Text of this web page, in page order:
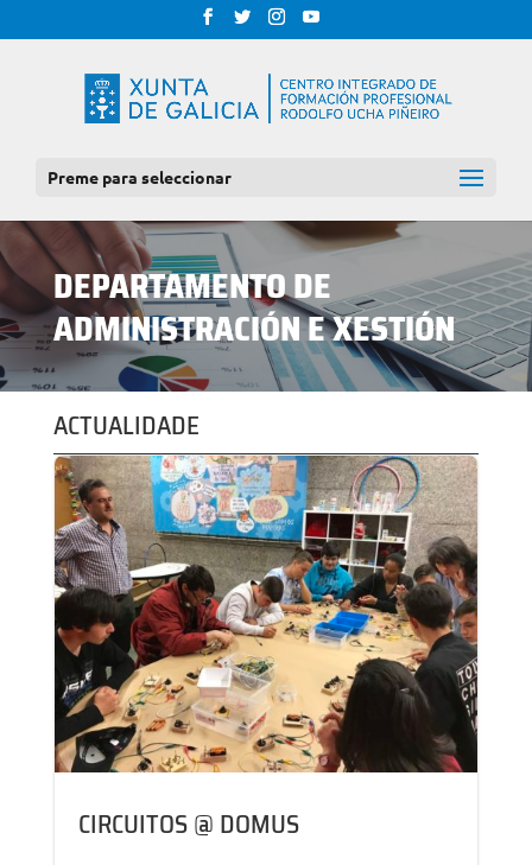
Preme para seleccionar
DEPARTAMENTO DE
ADMINISTRACIÓN E XESTIÓN
ACTUALIDADE
CIRCUITOS @ DOMUS